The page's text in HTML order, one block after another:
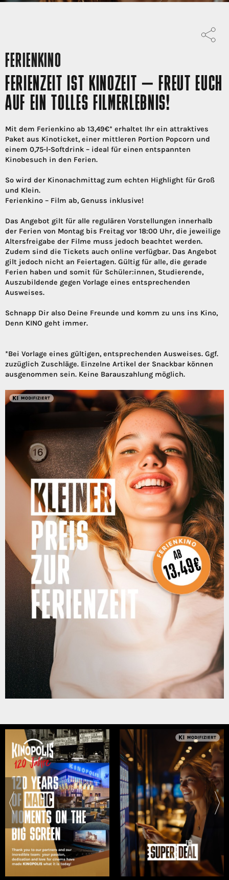
FERIENKINO
FERIENZEIT IST KINOZEIT – FREUT EUCH
AUF EIN TOLLES FILMERLEBNIS!
Mit dem Ferienkino ab 13,49€* erhaltet Ihr ein attraktives
Paket aus Kinoticket, einer mittleren Portion Popcorn und
einem 0,75-l-Softdrink – ideal für einen entspannten
Kinobesuch in den Ferien.
So wird der Kinonachmittag zum echten Highlight für Groß
und Klein.
Ferienkino – Film ab, Genuss inklusive!
Das Angebot gilt für alle regulären Vorstellungen innerhalb
der Ferien von Montag bis Freitag vor 18:00 Uhr, die jeweilige
Altersfreigabe der Filme muss jedoch beachtet werden.
Zudem sind die Tickets auch online verfügbar. Das Angebot
gilt jedoch nicht an Feiertagen. Gültig für alle, die gerade
Ferien haben und somit für Schüler:innen, Studierende,
Auszubildende gegen Vorlage eines entsprechenden
Ausweises.
Schnapp Dir also Deine Freunde und komm zu uns ins Kino,
Denn KINO geht immer.
*Bei Vorlage eines gültigen, entsprechenden Ausweises. Ggf.
zuzüglich Zuschläge. Einzelne Artikel der Snackbar können
ausgenommen sein. Keine Barauszahlung möglich.